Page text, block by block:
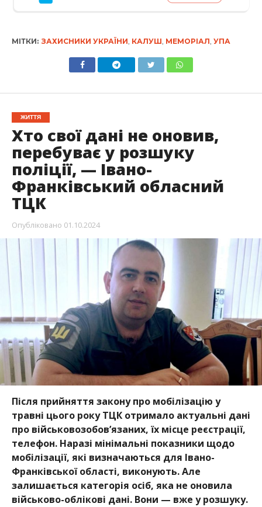
МІТКИ: ЗАХИСНИКИ УКРАЇНИ, КАЛУШ, МЕМОРІАЛ, УПА
ЖИТТЯ
Хто свої дані не оновив,
перебуває у розшуку
поліції, — Івано-
Франківський обласний
ТЦК
Опубліковано 01.10.2024
Після прийняття закону про мобілізацію у
травні цього року ТЦК отримало актуальні дані
про військовозобов’язаних, їх місце реєстрації,
телефон. Наразі мінімальні показники щодо
мобілізації, які визначаються для Івано-
Франківської області, виконують. Але
залишається категорія осіб, яка не оновила
військово-облікові дані. Вони — вже у розшуку.